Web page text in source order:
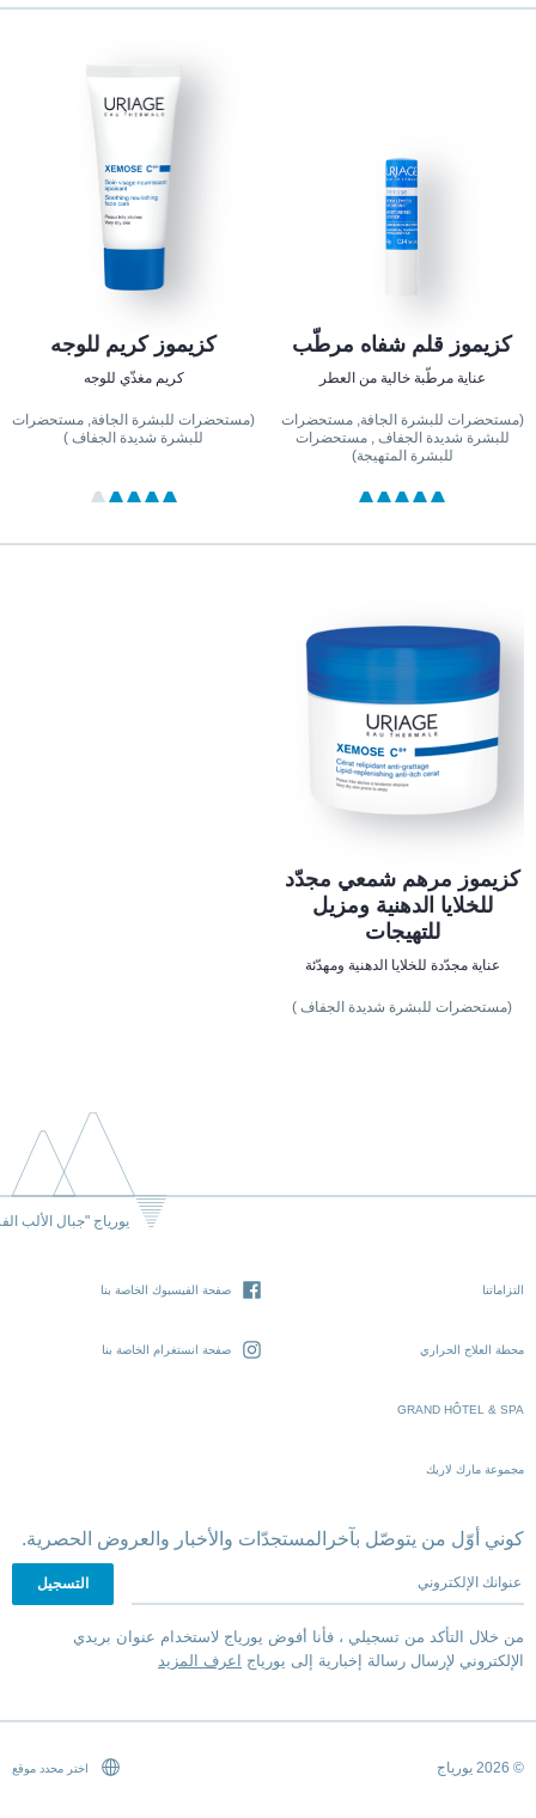
كزيموز قلم شفاه مرطّب
عناية مرطّبة خالية من العطر
(مستحضرات للبشرة الجافة, مستحضرات
للبشرة شديدة الجفاف , مستحضرات
للبشرة المتهيجة)
كزيموز كريم للوجه
كريم مغذّي للوجه
(مستحضرات للبشرة الجافة, مستحضرات
للبشرة شديدة الجفاف )
كزيموز مرهم شمعي مجدّد
للخلايا الدهنية ومزيل
للتهيجات
عناية مجدّدة للخلايا الدهنية ومهدّئة
(مستحضرات للبشرة شديدة الجفاف )
يورياج "جبال الألب
التزاماتنا
محطة العلاج الحراري
GRAND HÔTEL & SPA
مجموعة مارك لاريك
صفحة الفيسبوك الخاصة بنا
صفحة انستغرام الخاصة بنا
كوني أوّل من يتوصّل بآخرالمستجدّات والأخبار والعروض الحصرية.
عنوانك الإلكتروني
من خلال التأكد من تسجيلي ، فأنا أفوض يورياج لاستخدام عنوان بريدي
الإلكتروني لإرسال رسالة إخبارية إلى يورياج اعرف المزيد
© 2026 يورياج اختر محدد موقع